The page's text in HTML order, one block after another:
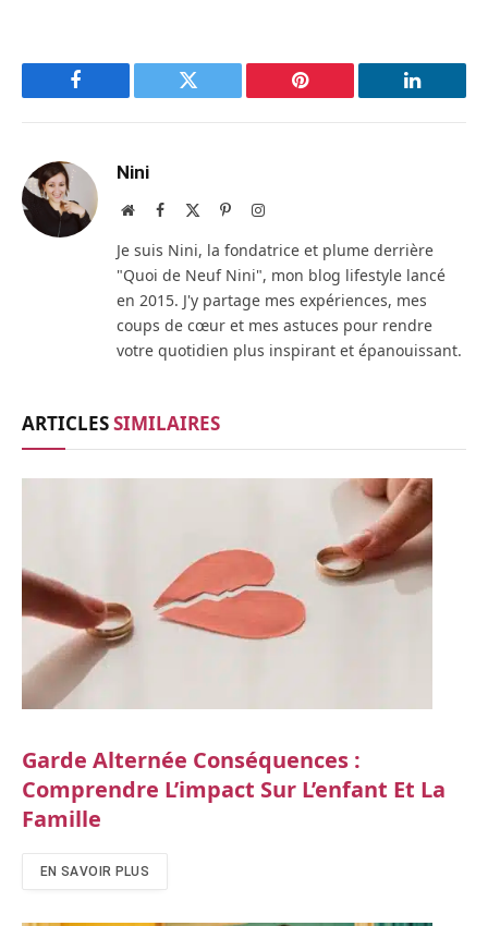
Facebook Twitter Pinterest LinkedIn
Nini
Site Facebook PinterestInstagram
Je suis Nini, la fondatrice et plume derrière
"Quoi de Neuf Nini", mon blog lifestyle lancé
en 2015. J'y partage mes expériences, mes
coups de cœur et mes astuces pour rendre
votre quotidien plus inspirant et épanouissant.
ARTICLESSIMILAIRES
Garde Alternée Conséquences :
Comprendre L’impact Sur L’enfant Et La
Famille
EN SAVOIR PLUS